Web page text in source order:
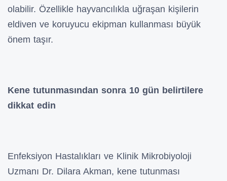
olabilir. Özellikle hayvancılıkla uğraşan kişilerin
eldiven ve koruyucu ekipman kullanması büyük
önem taşır.
Kene tutunmasından sonra 10 gün belirtilere
dikkat edin
Enfeksiyon Hastalıkları ve Klinik Mikrobiyoloji
Uzmanı Dr. Dilara Akman, kene tutunması